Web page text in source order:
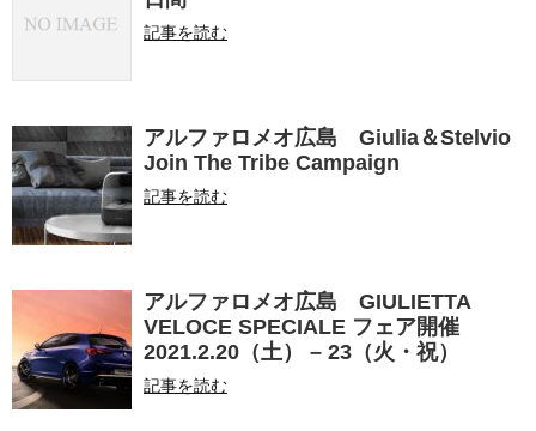
記事を読む
アルファロメオ広島 Giulia＆Stelvio
Join The Tribe Campaign
記事を読む
アルファロメオ広島 GIULIETTA
VELOCE SPECIALE フェア開催
2021.2.20（土） – 23（火・祝）
記事を読む